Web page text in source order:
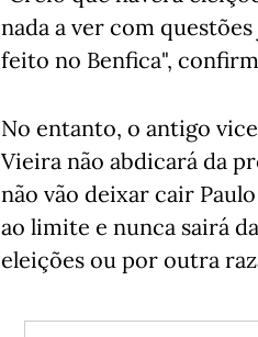
nada a ver com
feito no Benfica",
No entanto, o antigo
Vieira não abdicará da
não vão deixar cair
ao limite e nunca sairá
eleições ou por outra